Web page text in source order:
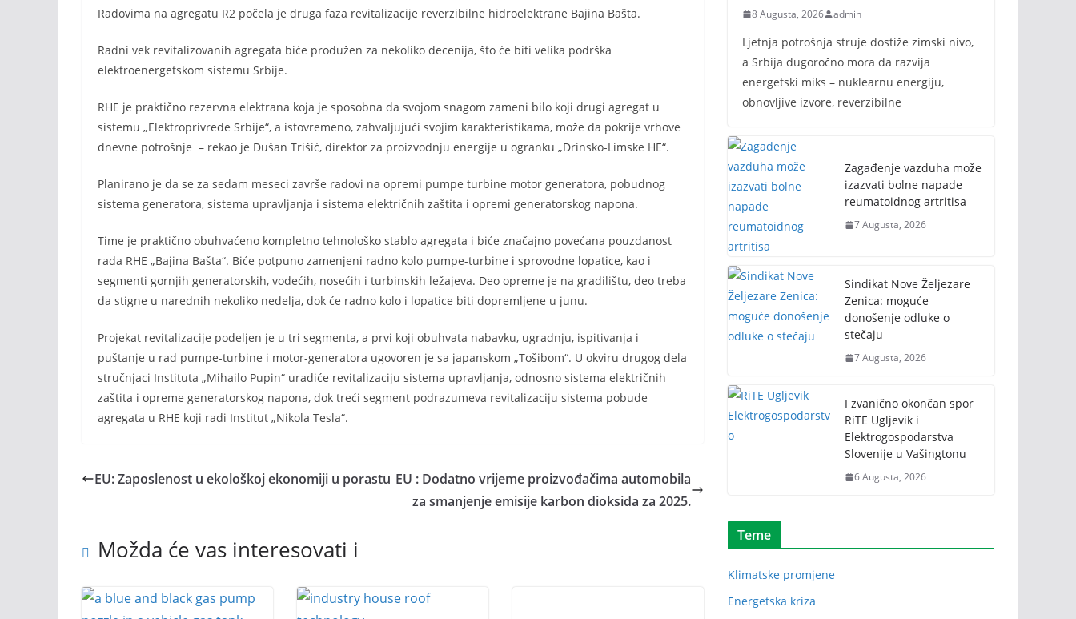
Radovima na agregatu R2 počela je druga faza revitalizacije reverzibilne hidroelektrane Bajina Bašta.
Radni vek revitalizovanih agregata biće produžen za nekoliko decenija, što će biti velika podrška
elektroenergetskom sistemu Srbije.
RHE je praktično rezervna elektrana koja je sposobna da svojom snagom zameni bilo koji drugi agregat u
sistemu „Elektroprivrede Srbije“, a istovremeno, zahvaljujući svojim karakteristikama, može da pokrije vrhove
dnevne potrošnje – rekao je Dušan Trišić, direktor za proizvodnju energije u ogranku „Drinsko-Limske HE“.
Planirano je da se za sedam meseci završe radovi na opremi pumpe turbine motor generatora, pobudnog
sistema generatora, sistema upravljanja i sistema električnih zaštita i opremi generatorskog napona.
Time je praktično obuhvaćeno kompletno tehnološko stablo agregata i biće značajno povećana pouzdanost
rada RHE „Bajina Bašta“. Biće potpuno zamenjeni radno kolo pumpe-turbine i sprovodne lopatice, kao i
segmenti gornjih generatorskih, vodećih, nosećih i turbinskih ležajeva. Deo opreme je na gradilištu, deo treba
da stigne u narednih nekoliko nedelja, dok će radno kolo i lopatice biti dopremljene u junu.
Projekat revitalizacije podeljen je u tri segmenta, a prvi koji obuhvata nabavku, ugradnju, ispitivanja i
puštanje u rad pumpe-turbine i motor-generatora ugovoren je sa japanskom „Tošibom“. U okviru drugog dela
stručnjaci Instituta „Mihailo Pupin“ uradiće revitalizaciju sistema upravljanja, odnosno sistema električnih
zaštita i opreme generatorskog napona, dok treći segment podrazumeva revitalizaciju sistema pobude
agregata u RHE koji radi Institut „Nikola Tesla“.
EU: Zaposlenost u ekološkoj ekonomiji u porastu EU : Dodatno vrijeme proizvođačima automobila
za smanjenje emisije karbon dioksida za 2025.
Možda će vas interesovati i
8 Augusta, 2026 admin
Ljetnja potrošnja struje dostiže zimski nivo,
a Srbija dugoročno mora da razvija
energetski miks – nuklearnu energiju,
obnovljive izvore, reverzibilne
Zagađenje vazduha može
izazvati bolne napade
reumatoidnog artritisa
7 Augusta, 2026
Sindikat Nove Željezare
Zenica: moguće
donošenje odluke o
stečaju
7 Augusta, 2026
I zvanično okončan spor
RiTE Ugljevik i
Elektrogospodarstva
Slovenije u Vašingtonu
6 Augusta, 2026
Teme
Klimatske promjene
Energetska kriza